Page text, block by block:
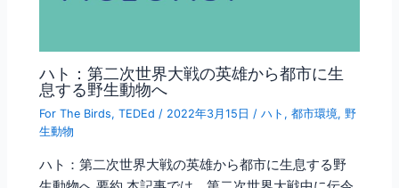
ハト：第二次世界大戦の英雄から都市に生
息する野生動物へ
For The Birds,TEDEd / 2022年3月15日/ハト ,都市環境,野
生動物
ハト：第二次世界大戦の英雄から都市に生息する野